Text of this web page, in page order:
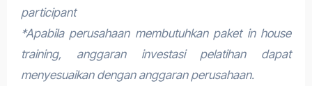
participant
*Apabila perusahaan membutuhkan paket in house
training, anggaran investasi pelatihan dapat
menyesuaikan dengan anggaran perusahaan.